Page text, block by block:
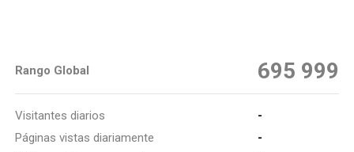
Rango Global 695 999
Visitantes diarios
-
Páginas vistas diariamente
-